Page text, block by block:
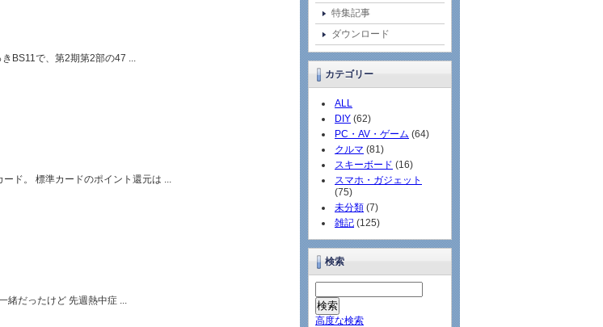
BS11で、第2期第2部の47 ...
ド。 標準カードのポイント還元は ...
緒だったけど 先週熱中症 ...
特集記事
ダウンロード
カテゴリー
ALL
DIY (62)
PC・AV・ゲーム (64)
クルマ (81)
スキーボード (16)
スマホ・ガジェット
(75)
未分類 (7)
雑記 (125)
検索
高度な検索